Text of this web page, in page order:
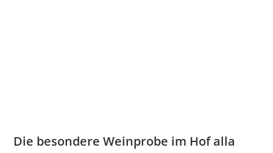
Die besondere Weinprobe im Hof alla